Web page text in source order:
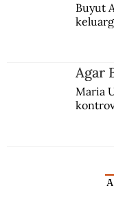
Buyut
Agar
Maria